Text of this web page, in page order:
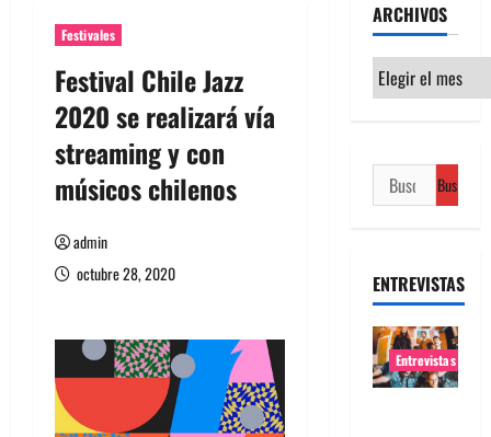
Festivales
Festival Chile Jazz
2020 se realizará vía
streaming y con
músicos chilenos
admin
octubre 28, 2020
ARCHIVOS
Archivos
Buscar:
ENTREVISTAS
Entrevistas